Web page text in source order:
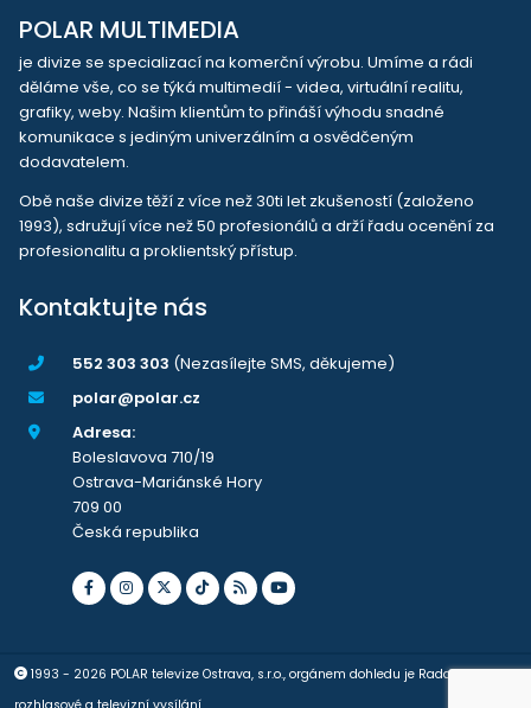
POLAR MULTIMEDIA
je divize se specializací na komerční výrobu. Umíme a rádi
děláme vše, co se týká multimedií - videa, virtuální realitu,
grafiky, weby. Našim klientům to přináší výhodu snadné
komunikace s jediným univerzálním a osvědčeným
dodavatelem.
Obě naše divize těží z více než 30ti let zkušeností (založeno
1993), sdružují více než 50 profesionálů a drží řadu ocenění za
profesionalitu a proklientský přístup.
Kontaktujte nás
552 303 303 (Nezasílejte SMS, děkujeme)
polar@polar.cz
Adresa:
Boleslavova 710/19
Ostrava-Mariánské Hory
709 00
Česká republika
1993 - 2026 POLAR televize Ostrava, s.r.o., orgánem dohledu je Rada pro